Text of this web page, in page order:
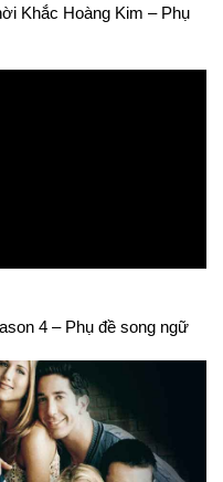
Khắc Hoàng Kim – Phụ
4 – Phụ đề song ngữ